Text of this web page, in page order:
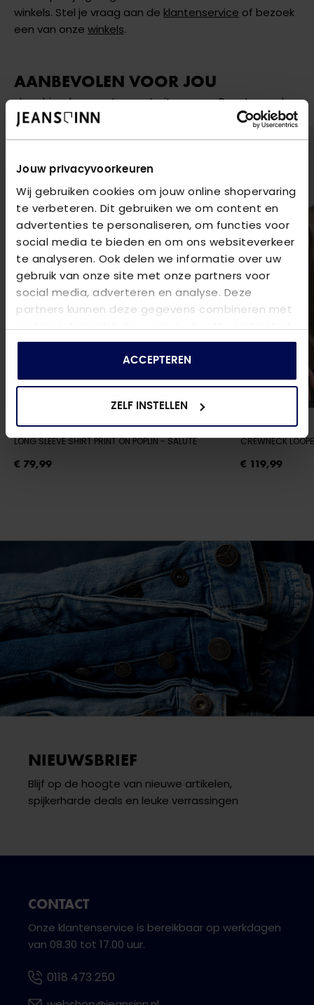
Jouw privacyvoorkeuren
Wij gebruiken cookies om jouw online shopervaring
te verbeteren. Dit gebruiken we om content en
advertenties te personaliseren, om functies voor
social media te bieden en om ons websiteverkeer
te analyseren. Ook delen we informatie over uw
gebruik van onze site met onze partners voor
social media, adverteren en analyse. Deze
partners kunnen deze gegevens combineren met
andere informatie die u aan ze heeft verstrekt of
die ze hebben verzameld op basis van uw gebruik
ACCEPTEREN
ZELF INSTELLEN
winkels. Stel je vraag aan de klantenservice of bezoek
een van onze winkels.
AANBEVOLEN VOOR JOU
shop hier de meest recente items van Pme Legend
PME LEGEND
LONG SLEEVE SHIRT PRINT ON POPLIN- SALUTE
€ 79,99
PME LEGEND
CREWNECK
€ 119,99
NIEUWSBRIEF
Blijf op de hoogte van nieuwe artikelen,
spijkerharde deals en leuke verrassingen
CONTACT
Onze klantenservice is bereikbaar op werkdagen
van 08.30 tot 17.00 uur.
0118 473 250